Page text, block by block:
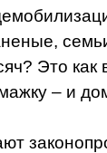
Это как
– и